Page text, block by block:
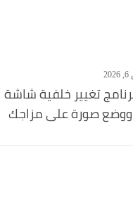
تغيير خلفية شاشة
ووضع صورة على مزاجك